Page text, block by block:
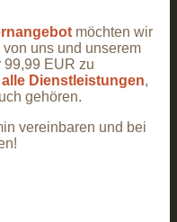
möchten wir
uns und unserem
99,99 EUR zu
Dienstleistungen,
gehören.
vereinbaren und bei